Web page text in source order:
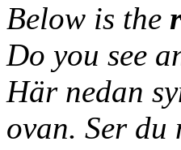
Below is the
Do you see
Här nedan
ovan. Ser du